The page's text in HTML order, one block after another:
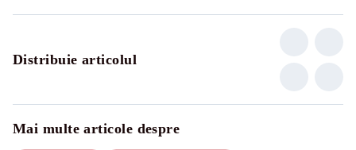
Distribuie articolul
Mai multe articole despre